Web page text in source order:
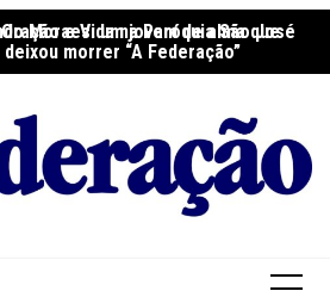
Moraes: um jovem de alma que
deixou morrer “A Federação”
e Vida na Paróquia São José